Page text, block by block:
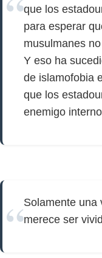
que los
para esperar
musulmanes
Y eso ha
de islamofobia
que los
enemigo
Solamente una
merece ser